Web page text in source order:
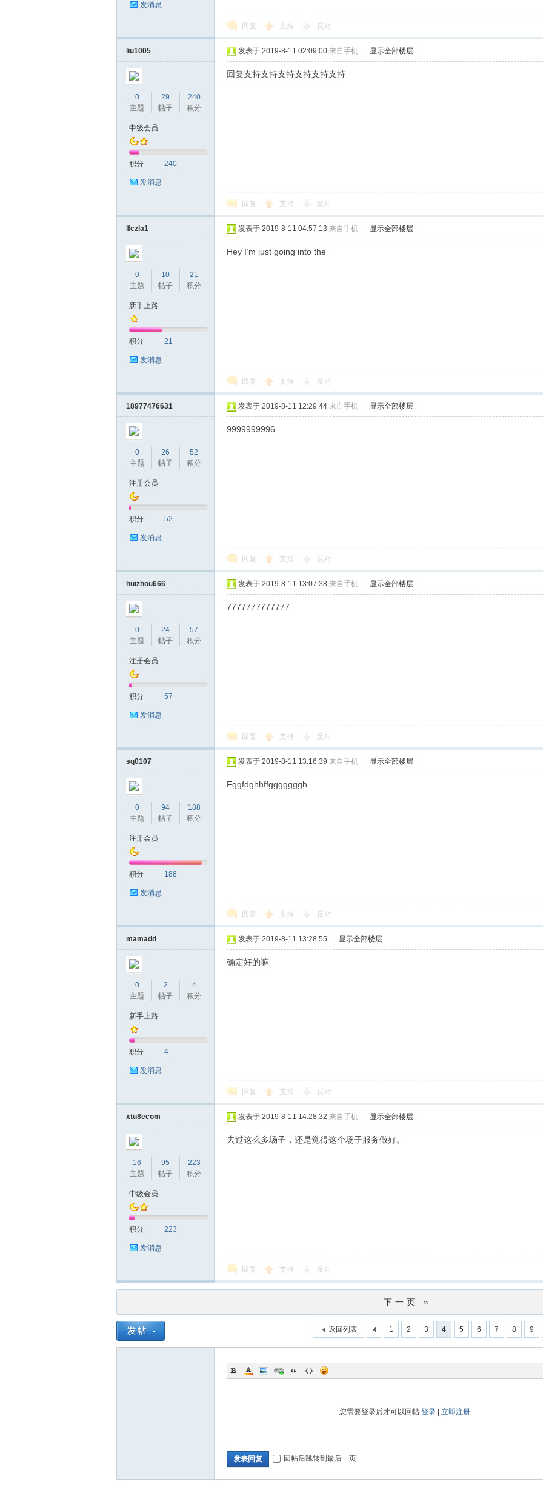
圳
品
发消息
回复 支持 反对
liu1005
0
主题
29
帖子
240
积分
中级会员
积分 240
发消息
发表于 2019-8-11 02:09:00 来自手机 显示全部楼层
回复支持支持支持支持支持支持
回复 支持 反对
lfczla1
0
主题
10
帖子
21
积分
新手上路
积分 21
发消息
发表于 2019-8-11 04:57:13 来自手机 显示全部楼层
Hey I’m just going into the
回复 支持 反对
18977476631
0
主题
26
帖子
52
积分
注册会员
积分 52
发消息
发表于 2019-8-11 12:29:44 来自手机 显示全部楼层
9999999996
回复 支持 反对
huizhou666
0
主题
24
帖子
57
积分
注册会员
积分 57
发消息
发表于 2019-8-11 13:07:38 来自手机 显示全部楼层
7777777777777
回复 支持 反对
sq0107
0
主题
94
帖子
188
积分
注册会员
积分 188
发消息
发表于 2019-8-11 13:16:39 来自手机 显示全部楼层
Fggfdghhffgggggggh
回复 支持 反对
mamadd
0
主题
2
帖子
4
积分
新手上路
积分 4
发消息
发表于 2019-8-11 13:28:55 显示全部楼层
确定好的嘛
回复 支持 反对
xtu8ecom
16
主题
95
帖子
223
积分
中级会员
积分 223
发消息
发表于 2019-8-11 14:28:32 来自手机 显示全部楼层
去过这么多场子，还是觉得这个场子服务做好。
回复 支持 反对
下一页 »
1 2 3 4 5 6 7 8 9
返回列表
您需要登录后才可以回帖 登录| 立即注册
发表回复 回帖后跳转到最后一页